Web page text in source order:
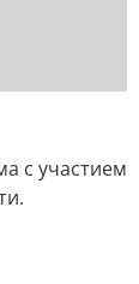
с участием